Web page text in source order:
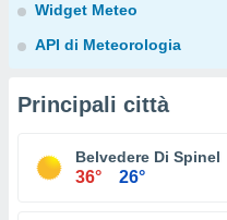
Widget Meteo
API di Meteorologia
Principali città
Belvedere Di Spinello
36° 26°